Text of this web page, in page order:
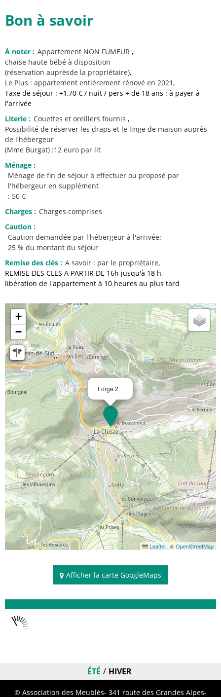
Bon à savoir
À noter : Appartement NON FUMEUR
chaise haute bébé à disposition
(réservation auprèsde la propriétaire)
Le Plus : appartement entièrement rénové en 2021
Taxe de séjour : +1,70 € / nuit / pers + de 18 ans : à payer à
l'arrivée
Literie : Couettes et oreillers fournis
Possibilité de réserver les draps et le linge de maison auprès
de l'hébergeur
(Mme Burgat) :12 euro par lit
Ménage :
Ménage de fin de séjour à effectuer ou proposé par
l'hébergeur en supplément
: 50 €
Charges : Charges comprises
Caution :
Caution demandée par l'hébergeur à l'arrivée:
25 % du montant du séjour
Remise des clés : A savoir : par le propriétaire
REMISE DES CLES A PARTIR DE 16h jusqu'à 18 h
libération de l'appartement à 10 heures au plus tard
Forge 2
+
−
Leaflet|©OpenStreetMap
Afficher la carte GoogleMaps
Disponibilités
ÉTÉ HIVER
© Association des Meublés- 341 route des Grandes Alpes-